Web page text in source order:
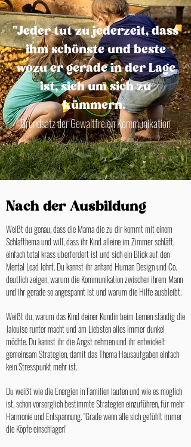
"Jeder tut zu jederzeit, dass
ihm schönste und beste
wozu er gerade in der Lage
ist, sich um sich zu
kümmern.
Grundsatz der Gewaltfreien Kommunikation
Nach der Ausbildung
Weißt du genau, dass die Mama die zu dir kommt mit einem
Schlafthema und will, dass ihr Kind alleine im Zimmer schläft,
einfach total krass überfordert ist und sich ein Blick auf den
Mental Load lohnt. ​Du kannst ihr anhand Human Design und Co.
deutlich zeigen, warum die Kommunikation zwischen ihrem Mann
und ihr gerade so angespannt ist und warum die Hilfe ausbleibt.
Weißt du, warum das Kind deiner Kundin beim Lernen ständig die
Jalouise runter macht und am Liebsten alles immer dunkel
möchte. Du kannst ihr die Angst nehmen und ihr entwickelt
gemeinsam Strategien, damit das Thema Hausaufgaben einfach
kein Stresspunkt mehr ist.
Du weißt wie die Energien in Familien laufen und wie es möglich
ist, schon vorsorglich bestimmte Strategien einzuführen, für mehr
Harmonie und Entspannung. "Grade wenn alle sich gefühlt immer
die Köpfe einschlagen"